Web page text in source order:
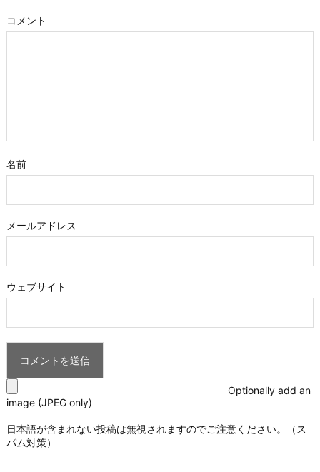
コメント
名前
メールアドレス
ウェブサイト
Optionally add an
image (JPEG only)
日本語が含まれない投稿は無視されますのでご注意ください。（ス
パム対策）